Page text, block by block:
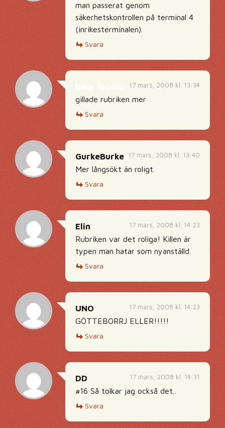
man passerat genom
säkerhetskontrollen på terminal 4
(inrikesterminalen).
Svara
17 mars, 2008 kl. 13:34
gillade rubriken mer
Svara
17 mars, 2008 kl. 13:40
GurkeBurke
Mer långsökt än roligt.
Svara
17 mars, 2008 kl. 14:23
Elin
Rubriken var det roliga! Killen är
typen man hatar som nyanställd.
Svara
17 mars, 2008 kl. 14:23
UNO
GÖTTEBORRJ ELLER!!!!!
Svara
17 mars, 2008 kl. 14:31
DD
#16 Så tolkar jag också det..
Svara